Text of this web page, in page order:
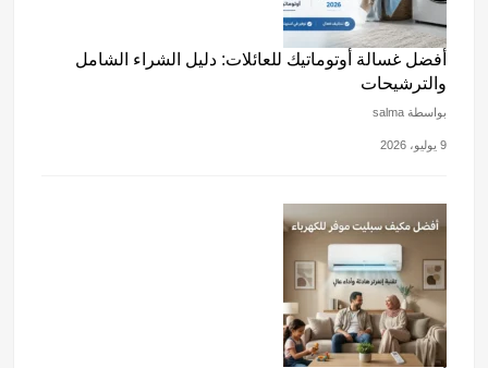
أفضل غسالة أوتوماتيك للعائلات: دليل الشراء الشامل
والترشيحات
بواسطة salma
9 يوليو، 2026